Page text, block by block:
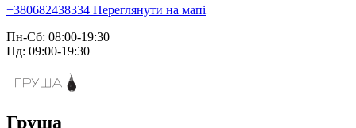
+380682438334 Переглянути на мапі
Пн-Сб: 08:00-19:30
Нд: 09:00-19:30
Груша